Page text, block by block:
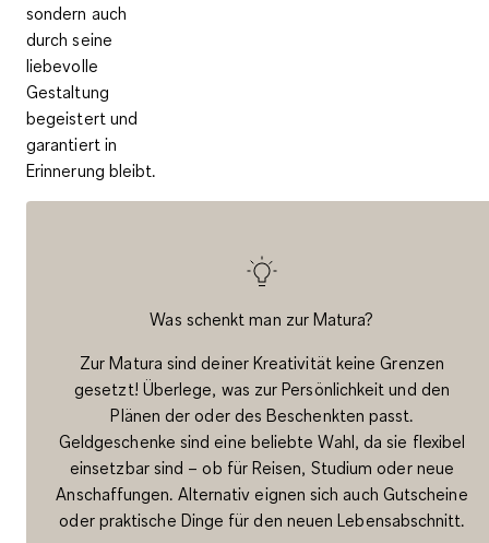
sondern auch
durch seine
liebevolle
Gestaltung
begeistert und
garantiert in
Erinnerung bleibt.
Was schenkt man zur Matura?
Zur Matura sind deiner Kreativität keine Grenzen
gesetzt! Überlege, was zur Persönlichkeit und den
Plänen der oder des Beschenkten passt.
Geldgeschenke sind eine beliebte Wahl, da sie flexibel
einsetzbar sind – ob für Reisen, Studium oder neue
Anschaffungen. Alternativ eignen sich auch Gutscheine
oder praktische Dinge für den neuen Lebensabschnitt.